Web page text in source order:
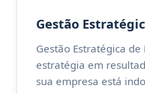
Gestão
Gestão Estratégica
estratégia em
sua empresa está